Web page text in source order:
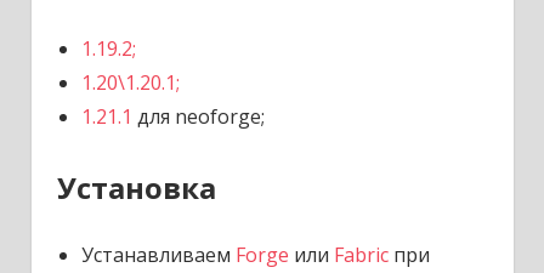
1.19.2;
1.20\1.20.1;
1.21.1 для neoforge;
Установка
Устанавливаем Forge или Fabricпри